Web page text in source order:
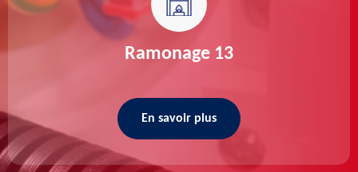
Ramonage 13
En savoir plus